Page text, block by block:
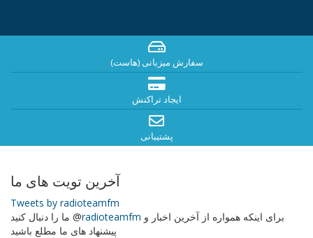
سفارش میزبانی (هاست)
ایجاد تراکنش
پشتیبانی
آخرین تویت های ما
Tweets by radioteamfm
ما را دنبال کنید @radioteamfm
پیشنهاد های ما مطلع باشید